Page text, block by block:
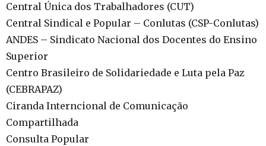
Central Única dos Trabalhadores (CUT)
Central Sindical e Popular – Conlutas (CSP-Conlutas)
ANDES – Sindicato Nacional dos Docentes do Ensino
Superior
Centro Brasileiro de Solidariedade e Luta pela Paz
(CEBRAPAZ)
Ciranda Interncional de Comunicação
Compartilhada
Consulta Popular